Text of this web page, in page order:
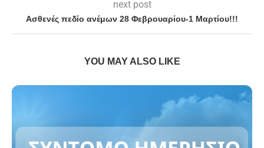
next post
Ασθενές πεδίο ανέμων 28 Φεβρουαρίου-1 Μαρτίου!!!
YOU MAY ALSO LIKE